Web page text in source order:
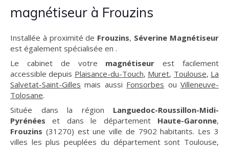
magnétiseur à Frouzins
Installée à proximité de Frouzins, Séverine Magnétiseur
est également spécialisée en .
Le cabinet de votre magnétiseur est facilement
accessible depuis Plaisance-du-Touch, Muret, Toulouse, La
Salvetat-Saint-Gilles mais aussi Fonsorbes ouVilleneuve-
Tolosane.
Située dans la région Languedoc-Roussillon-Midi-
Pyrénées et dans le département Haute-Garonne,
Frouzins (31270) est une ville de 7902 habitants. Les 3
villes les plus peuplées du département sont Toulouse,